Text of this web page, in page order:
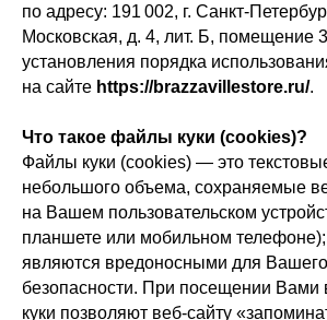
по адресу: 191 002, г. Санкт-
Московская, д. 4, лит. Б, помещение
установления порядка
на сайте https://brazzavillestore.ru/.
Что такое файлы куки (cookies)?
Файлы куки (cookies) — это
небольшого объема, сохраняемые
на Вашем пользовательском
планшете или мобильном
являются вредоносными для Вашего
безопасности. При посещении Вами
куки позволяют веб-сайту